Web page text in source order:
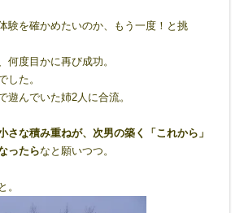
験を確かめたいのか、もう一度！と挑
何度目かに再び成功。
した。
遊んでいた姉2人に合流。
さな積み重ねが、次男の築く「これから」
ったらなと願いつつ。
。